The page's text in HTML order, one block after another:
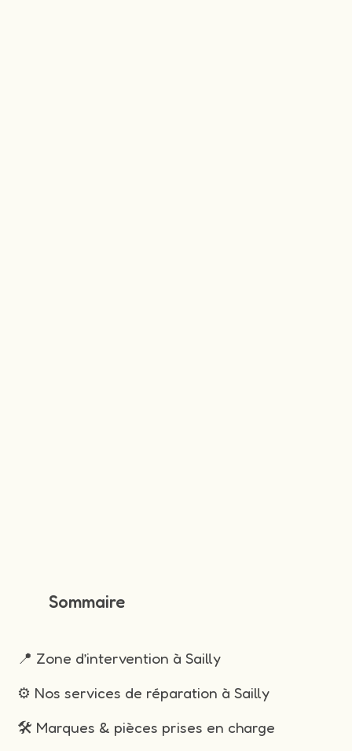
Sommaire
📍 Zone d’intervention à Sailly
⚙️ Nos services de réparation à Sailly
🛠️ Marques & pièces prises en charge